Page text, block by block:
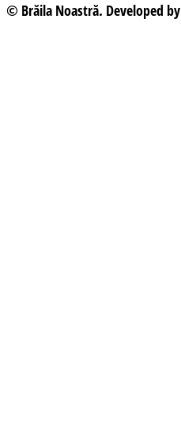
© Brăila Noastră. Developed by